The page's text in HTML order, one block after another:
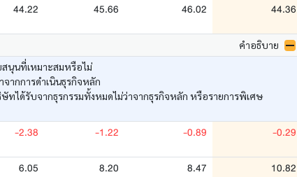
44.22 45.66 46.02 44.36
คำอธิบาย
นุนที่เหมาะสมหรือไม่
ากการดำเนินธุรกิจหลัก
ได้รับจากธุรกรรมทั้งหมดไม่ว่าจากธุรกิจหลัก หรือรายการพิเศษ
-2.38 -1.22 -0.89 -0.29
6.05 8.20 8.47 10.82